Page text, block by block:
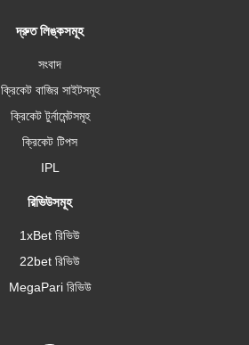
দ্রুত লিঙ্কসমূহ
সংবাদ
ক্রিকেট বাজির সাইটসমূহ
ক্রিকেট টুর্নামেন্টসমূহ
ক্রিকেট টিপস
IPL
রিভিউসমূহ
1xBet রিভিউ
22bet রিভিউ
MegaPari রিভিউ